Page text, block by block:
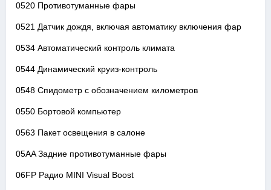
0520 Противотуманные фары
0521 Датчик дождя, включая автоматику включения фар
0534 Автоматический контроль климата
0544 Динамический круиз-контроль
0548 Спидометр с обозначением километров
0550 Бортовой компьютер
0563 Пакет освещения в салоне
05AA Задние противотуманные фары
06FP Радио MINI Visual Boost